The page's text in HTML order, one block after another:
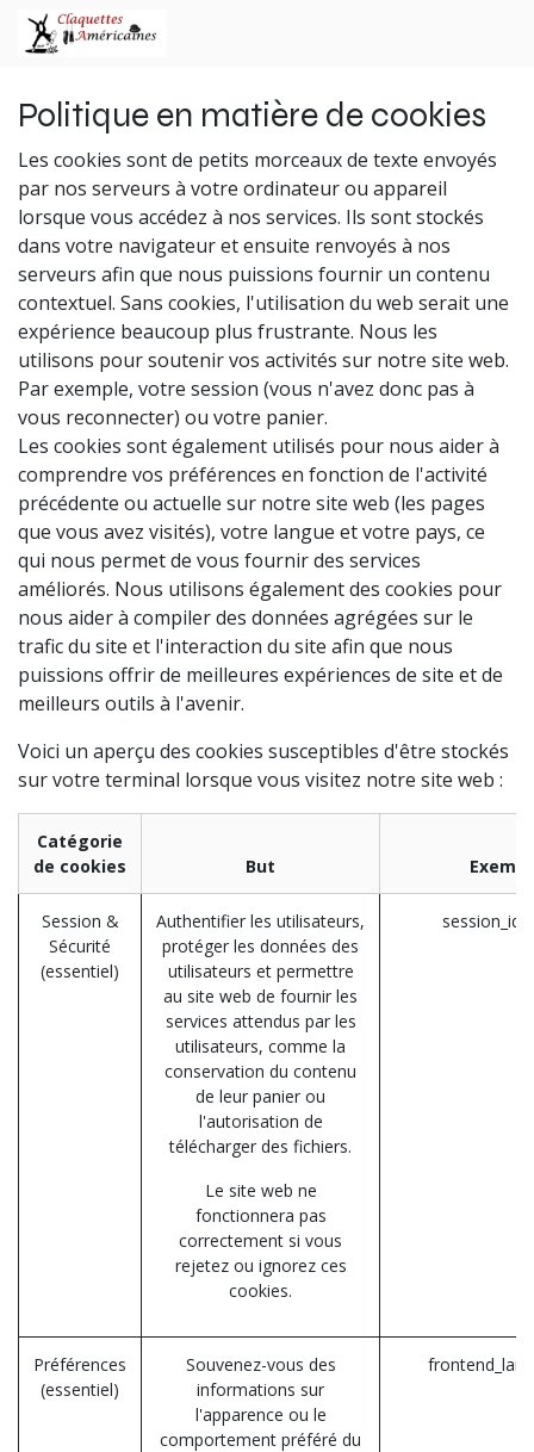
Se rendre au contenu
Politique en matière de cookies
Les cookies sont de petits morceaux de texte envoyés
par nos serveurs à votre ordinateur ou appareil
lorsque vous accédez à nos services. Ils sont stockés
dans votre navigateur et ensuite renvoyés à nos
serveurs afin que nous puissions fournir un contenu
contextuel. Sans cookies, l'utilisation du web serait une
expérience beaucoup plus frustrante. Nous les
utilisons pour soutenir vos activités sur notre site web.
Par exemple, votre session (vous n'avez donc pas à
vous reconnecter) ou votre panier.
Les cookies sont également utilisés pour nous aider à
comprendre vos préférences en fonction de l'activité
précédente ou actuelle sur notre site web (les pages
que vous avez visités), votre langue et votre pays, ce
qui nous permet de vous fournir des services
améliorés. Nous utilisons également des cookies pour
nous aider à compiler des données agrégées sur le
trafic du site et l'interaction du site afin que nous
puissions offrir de meilleures expériences de site et de
meilleurs outils à l'avenir.
Voici un aperçu des cookies susceptibles d'être stockés
sur votre terminal lorsque vous visitez notre site web :
Catégorie
de cookies
But
Session &
Sécurité
(essentiel)
Authentifier les utilisateurs,
protéger les données des
utilisateurs et permettre
au site web de fournir les
services attendus par les
utilisateurs, comme la
conservation du contenu
de leur panier ou
l'autorisation de
télécharger des fichiers.
Le site web ne
fonctionnera pas
correctement si vous
rejetez ou ignorez ces
cookies.
session_id
Préférences
(essentiel)
Souvenez-vous des
informations sur
l'apparence ou le
comportement préféré du